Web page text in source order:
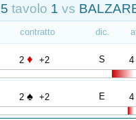
5 tavolo 1 vs
contratto dic.
2 ♦ +2 S 4
2 ♠ +2 E 4